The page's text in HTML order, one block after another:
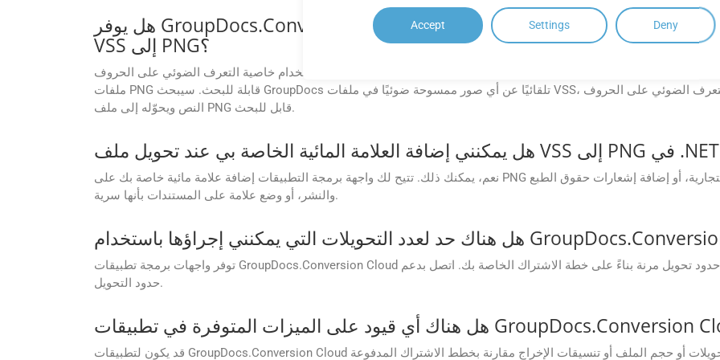
هل يوفر GroupDocs.Conversion Cloud خاصية التعرف الضوئي على الحروف عند تحويل الملفات الممسوحة ضوئيًا
VSS إلى PNG؟
نعم. يمكنك استخدام خاصية التعرف الضوئي على الحروف (OCR) في إعدادات واجهة برمجة تطبيقات GroupDocs.Conversion Cloud عند تحويل ملفات VSS الممسوحة ضوئيًا إلى
ملفات PNG قابلة للبحث. سيبحث GroupDocs تلقائيًا عن أي صور ممسوحة ضوئيًا في ملفات VSS، ويُفعّل خاصية التعرف الضوئي على الحروف (OCR) حسب تفضيلاتك، ثم يستخرج
النص ويحوّله إلى ملف PNG قابل للبحث.
نعم، يمكنك ذلك. تتيح لك واجهة برمجة التطبيقات إضافة علامة مائية خاصة بك على PNG أثناء التحويل. إنها طريقة رائعة لإضافة علامتك التجارية، أو إضافة إشعارات حقوق الطبع
والنشر، أو وضع علامة على المستندات بأنها سرية.
توفر واجهات برمجة تطبيقات GroupDocs.Conversion Cloud حدود تحويل مرنة بناءً على خطة الاشتراك الخاصة بك. اتصل بدعم GroupDocs للحصول على مزيد من المعلومات حول
حدود التحويل.
Accept Settings Deny